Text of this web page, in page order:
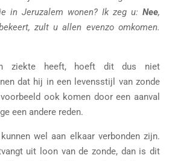
in Jeruzalem wonen? Ik zeg u: Nee,
zult u allen evenzo omkomen.
ziekte heeft, hoeft dit dus niet
dat hij in een levensstijl van zonde
ook komen door een aanval
een andere reden.
wel aan elkaar verbonden zijn.
uit loon van de zonde, dan is dit